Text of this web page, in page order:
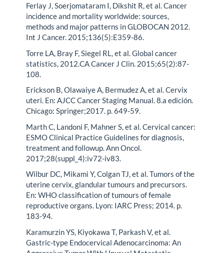
Ferlay J, Soerjomataram I, Dikshit R, et al. Cancer
incidence and mortality worldwide: sources,
methods and major patterns in GLOBOCAN 2012.
Int J Cancer. 2015;136(5):E359-86.
Torre LA, Bray F, Siegel RL, et al. Global cancer
statistics, 2012.CA Cancer J Clin. 2015;65(2):87-
108.
Erickson B, Olawaiye A, Bermudez A, et al. Cervix
uteri. En: AJCC Cancer Staging Manual. 8.a edición.
Chicago: Springer;2017. p. 649-59.
Marth C, Landoni F, Mahner S, et al. Cervical cancer:
ESMO Clinical Practice Guidelines for diagnosis,
treatment and followup. Ann Oncol.
2017;28(suppl_4):iv72-iv83.
Wilbur DC, Mikami Y, Colgan TJ, et al. Tumors of the
uterine cervix, glandular tumours and precursors.
En: WHO classification of tumours of female
reproductive organs. Lyon: IARC Press; 2014. p.
183-94.
Karamurzin YS, Kiyokawa T, Parkash V, et al.
Gastric-type Endocervical Adenocarcinoma: An